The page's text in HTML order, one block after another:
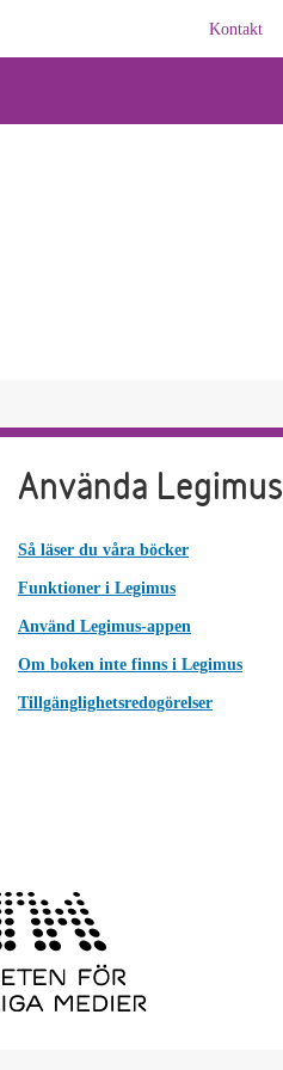
Kontakt
Använda Legimus
Så läser du våra böcker
Funktioner i Legimus
Använd Legimus-appen
Om boken inte finns i Legimus
Tillgänglighetsredogörelser